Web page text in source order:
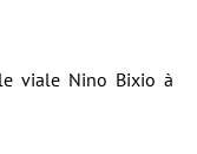
viale Nino Bixio à